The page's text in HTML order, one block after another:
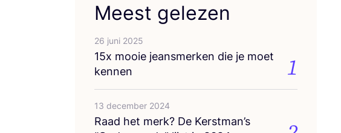
Meest gelezen
26 juni 2025
15x mooie jeans­mer­ken die je moet
kennen
1
13 december 2024
Raad het merk? De Kerstman’s